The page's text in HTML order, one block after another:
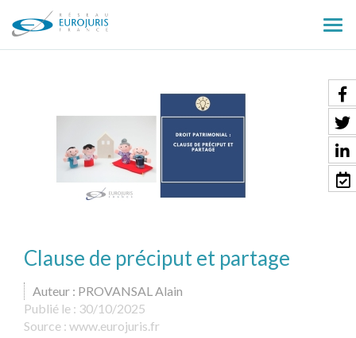
le
Clause de préciput et partage
Auteur : PROVANSAL Alain
Publié le : 30/10/2025
Source : www.eurojuris.fr